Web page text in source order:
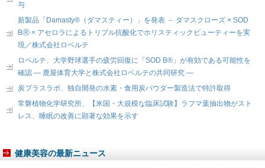
与
新製品「Damasty®（ダマスティー）」を発表 － ダマスクローズ × SOD
BⓇ × アセロラによるトリプル抗酸化でホリスティックビューティーを実
現／株式会社ロベルテ
ロベルテ、大学野球選手の疲労回復に「SOD B®」が有効である可能性を
確認 ― 鹿屋体育大学と株式会社ロベルテの共同研究 ―
炭プラスラボ、独自開発の水素・食用炭パウダー製造法で特許取得
常磐植物化学研究所、【米国・大規模な臨床試験】ラフマ葉抽出物がスト
レス、睡眠の改善に顕著な効果を示す
健康美容の最新ニュース